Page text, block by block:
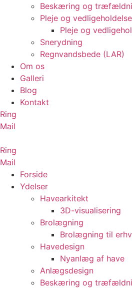
Beskæring og
Pleje og vedligeholdelse
Pleje og
Snerydning
Regnvandsbede (LAR)
Om os
Galleri
Blog
Kontakt
Ring
Mail
Ring
Mail
Forside
Ydelser
Havearkitekt
3D-visualisering
Brolægning
Brolægning til
Havedesign
Nyanlæg af have
Anlægsdesign
Beskæring og